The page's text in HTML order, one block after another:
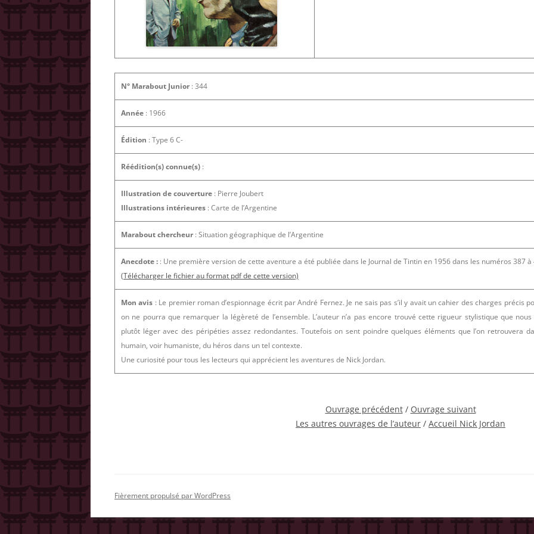
N° Marabout Junior : 344
Année : 1966
Édition : Type 6 C-
Réédition(s) connue(s) :
Illustration de couverture : Pierre Joubert
Illustrations intérieures : Carte de l’Argentine
Marabout chercheur : Situation géographique de l’Argentine
Anecdote : : Une première version de cette aventure a été publiée dans le Journal de Tintin en 1956 dans les numéros 387 à
(Télécharger le fichier au format pdf de cette version)
Mon avis : Le premier roman d’espionnage écrit par André Fernez. Je ne sais pas s’il y avait un cahier des charges précis
on ne pourra que remarquer la légèreté de l’ensemble. L’auteur n’a pas encore trouvé cette rigueur stylistique que
plutôt léger avec des péripéties assez redondantes. Toutefois on sent poindre quelques éléments que l’on retrouvera
humain, voir humaniste, du héros dans un tel contexte.
Une curiosité pour tous les lecteurs qui apprécient les aventures de Nick Jordan.
Ouvrage précédent/ Ouvrage suivant
Les autres ouvrages de l’auteur / Accueil Nick Jordan
Fièrement propulsé par WordPress